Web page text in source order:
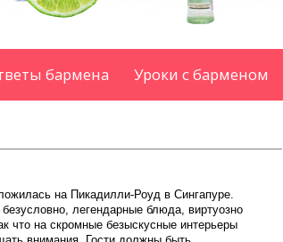
бармена Уроки с барменом
на Пикадилли-Роуд в Сингапуре.
легендарные блюда, виртуозно
что на скромные безыскусные интерьеры